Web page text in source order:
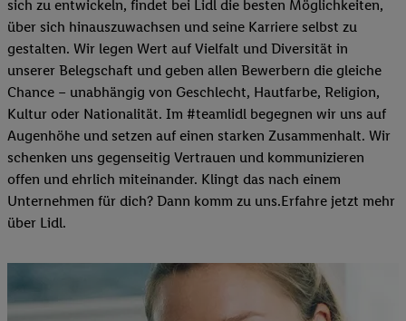
sich zu entwickeln, findet bei Lidl die besten Möglichkeiten,
über sich hinauszuwachsen und seine Karriere selbst zu
gestalten. Wir legen Wert auf Vielfalt und Diversität in
unserer Belegschaft und geben allen Bewerbern die gleiche
Chance – unabhängig von Geschlecht, Hautfarbe, Religion,
Kultur oder Nationalität. Im #teamlidl begegnen wir uns auf
Augenhöhe und setzen auf einen starken Zusammenhalt. Wir
schenken uns gegenseitig Vertrauen und kommunizieren
offen und ehrlich miteinander. Klingt das nach einem
Unternehmen für dich? Dann komm zu uns.​Erfahre jetzt mehr
über Lidl.